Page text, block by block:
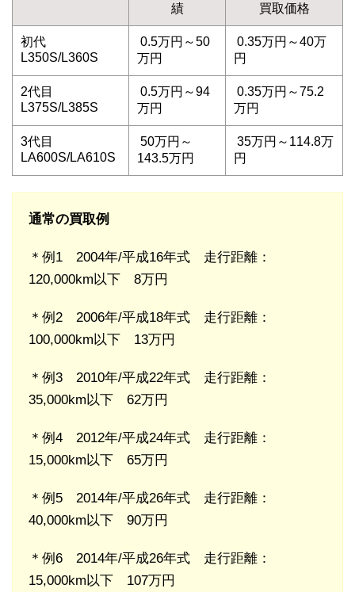
績
買取価格
初代
L350S/L360S
0.5万円～50
万円
0.35万円～40万
円
2代目
L375S/L385S
0.5万円～94
万円
0.35万円～75.2
万円
3代目
LA600S/LA610S
50万円～
143.5万円
35万円～114.8万
円
通常の買取例
＊例1 2004年/平成16年式 走行距離：
120,000km以下 8万円
＊例2 2006年/平成18年式 走行距離：
100,000km以下 13万円
＊例3 2010年/平成22年式 走行距離：
35,000km以下 62万円
＊例4 2012年/平成24年式 走行距離：
15,000km以下 65万円
＊例5 2014年/平成26年式 走行距離：
40,000km以下 90万円
＊例6 2014年/平成26年式 走行距離：
15,000km以下 107万円